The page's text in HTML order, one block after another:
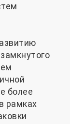
более
рамках